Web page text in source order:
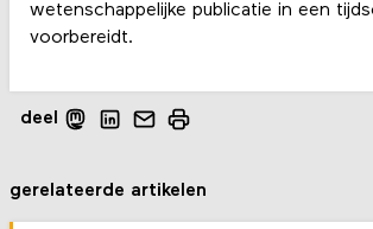
wetenschappelijke publicatie in een
voorbereidt.
deel
gerelateerde artikelen